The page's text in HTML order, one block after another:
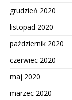
grudzień 2020
listopad 2020
październik 2020
czerwiec 2020
maj 2020
marzec 2020